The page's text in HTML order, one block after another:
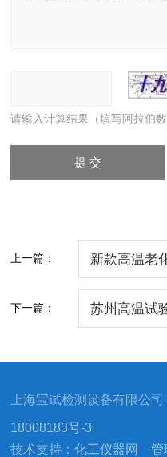
请输入计算结果（填写阿拉伯
上一篇： 新款高温老
下一篇： 苏州高温试
上海宝试检测设备有限公
18008183号-3
技术支持：化工仪器网 管